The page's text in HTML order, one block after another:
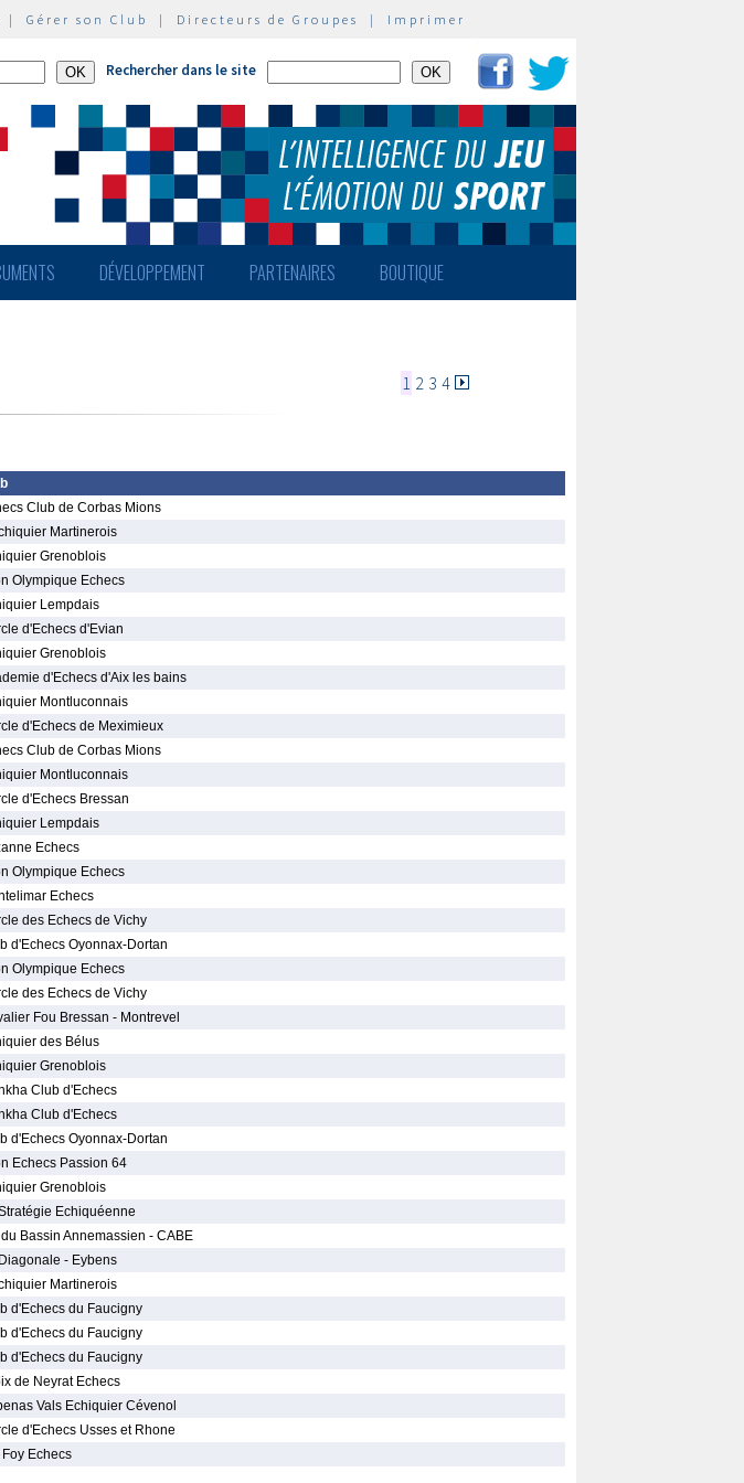
| Gérer son Club | Directeurs de Groupes | Imprimer
Rechercher dans le site
DÉVELOPPEMENT PARTENAIRES BOUTIQUE
1 2 3 4
Club de Corbas Mions
Martinerois
Grenoblois
Olympique Echecs
Lempdais
d'Echecs d'Evian
Grenoblois
d'Echecs d'Aix les bains
Montluconnais
d'Echecs de Meximieux
Club de Corbas Mions
Montluconnais
d'Echecs Bressan
Lempdais
Echecs
Olympique Echecs
Echecs
des Echecs de Vichy
d'Echecs Oyonnax-Dortan
Olympique Echecs
des Echecs de Vichy
Fou Bressan - Montrevel
des Bélus
Grenoblois
Club d'Echecs
Club d'Echecs
d'Echecs Oyonnax-Dortan
Echecs Passion 64
Grenoblois
Echiquéenne
Bassin Annemassien - CABE
- Eybens
Martinerois
d'Echecs du Faucigny
d'Echecs du Faucigny
d'Echecs du Faucigny
de Neyrat Echecs
Vals Echiquier Cévenol
d'Echecs Usses et Rhone
Foy Echecs